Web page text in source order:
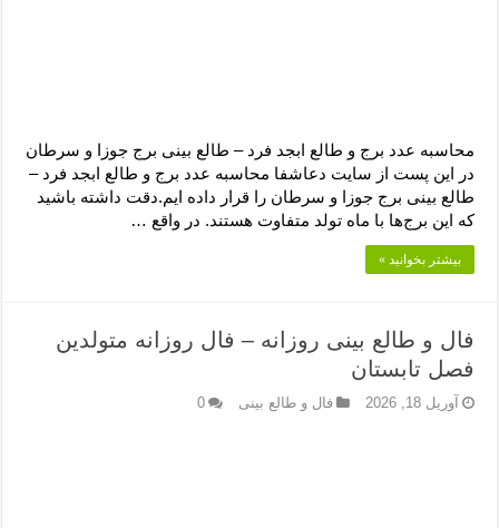
محاسبه عدد برج و طالع ابجد فرد – طالع بینی برج جوزا و سرطان
در این پست از سایت دعاشفا محاسبه عدد برج و طالع ابجد فرد –
طالع بینی برج جوزا و سرطان را قرار داده ایم.دقت داشته باشید
که این برج‌ها با ماه تولد متفاوت هستند. در واقع …
بیشتر بخوانید »
فال و طالع بینی روزانه – فال روزانه متولدین
فصل تابستان
آوریل 18, 2026 فال و طالع بینی 0